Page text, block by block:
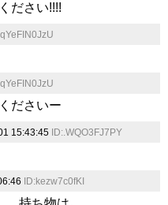
ださい!!!!
ださいー
15:43:45 ID:.WQO3FJ7PY
ID:kezw7c0fKI